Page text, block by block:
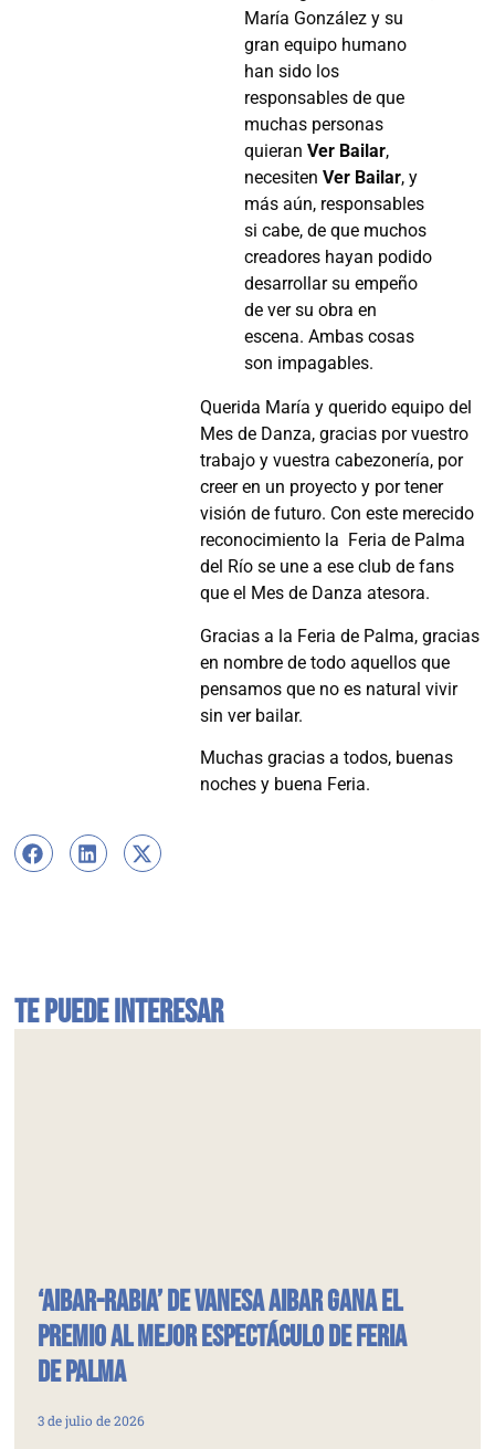
María González y su
gran equipo humano
han sido los
responsables de que
muchas personas
quieranVer Bailar,
necesitenVer Bailar, y
más aún, responsables
si cabe, de que muchos
creadores hayan podido
desarrollar su empeño
de ver su obra en
escena. Ambas cosas
son impagables.
Querida María y querido equipo del
Mes de Danza, gracias por vuestro
trabajo y vuestra cabezonería, por
creer en un proyecto y por tener
visión de futuro. Con este merecido
reconocimiento la Feria de Palma
del Río se une a ese club de fans
que el Mes de Danza atesora.
Gracias a la Feria de Palma, gracias
en nombre de todo aquellos que
pensamos que no es natural vivir
sin ver bailar.
Muchas gracias a todos, buenas
noches y buena Feria.
Te puede interesar
‘Aibar-rabiA’ de Vanesa Aibar gana el
Premio al Mejor Espectáculo de Feria
de Palma
3 de julio de 2026